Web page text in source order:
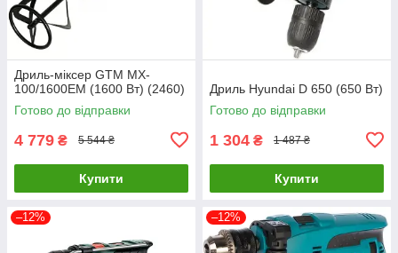
Дриль-міксер GTM MX-
100/1600EM (1600 Вт) (2460)
Готово до відправки
4 779 ₴ 5 544 ₴
Купити
Дриль Hyundai D 650 (650 Вт)
Готово до відправки
1 304 ₴ 1 487 ₴
Купити
–12% –12%